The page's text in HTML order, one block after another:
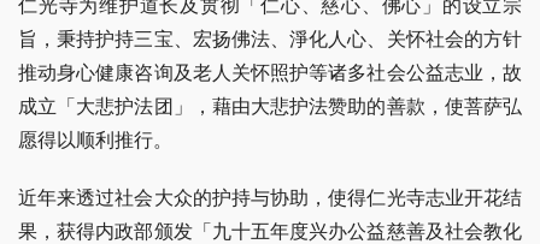
旨，秉持护持三宝、宏扬佛法、淨化人心、关怀社会的方针
推动身心健康咨询及老人关怀照护等诸多社会公益志业，故
成立「大悲护法团」，藉由大悲护法赞助的善款，使菩萨弘
愿得以顺利推行。
近年来透过社会大众的护持与协助，使得仁光寺志业开花结
果，获得内政部颁发「九十五年度兴办公益慈善及社会教化